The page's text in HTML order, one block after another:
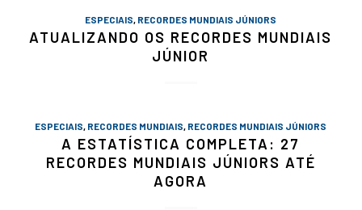
ESPECIAIS, RECORDES MUNDIAIS JÚNIORS
ATUALIZANDO OS RECORDES MUNDIAIS
JÚNIOR
ESPECIAIS, RECORDES MUNDIAIS, RECORDES MUNDIAIS JÚNIORS
A ESTATÍSTICA COMPLETA: 27
RECORDES MUNDIAIS JÚNIORS ATÉ
AGORA